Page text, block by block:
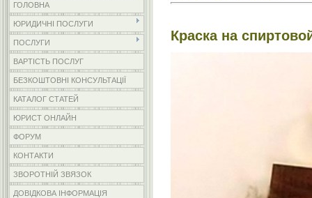
ГОЛОВНА
ЮРИДИЧНІ ПОСЛУГИ
ПОСЛУГИ
ВАРТІСТЬ ПОСЛУГ
БЕЗКОШТОВНІ КОНСУЛЬТАЦІЇ
КАТАЛОГ СТАТЕЙ
ЮРИСТ ОНЛАЙН
ФОРУМ
КОНТАКТИ
ЗВОРОТНІЙ ЗВЯЗОК
ДОВІДКОВА ІНФОРМАЦІЯ
Краска на